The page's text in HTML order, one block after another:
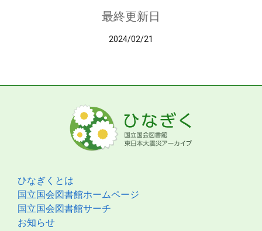
最終更新日
2024/02/21
ひなぎくとは
国立国会図書館ホームページ
国立国会図書館サーチ
お知らせ